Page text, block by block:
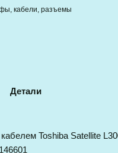
кабели, разъемы
Детали
Toshiba Satellite